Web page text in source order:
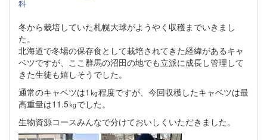
科
冬から栽培していた札幌大球がようやく収穫までいきまし
た。
北海道で冬場の保存食として栽培されてきた経緯があるキャ
ベツですが、ここ群馬の沼田の地でも立派に成長し管理して
きた生徒も嬉しそうでした。
通常のキャベツは1㎏程度ですが、今回収穫したキャベツは最
高重量は11.5㎏でした。
生物資源コースみんなで分けておいしくいただきました。